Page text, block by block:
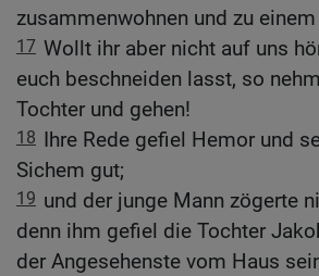
zusammenwohnen und zu
17 Wollt ihr aber nicht auf uns
euch beschneiden lasst, so
Tochter und gehen!
18 Ihre Rede gefiel Hemor und
Sichem gut;
19 und der junge Mann zögerte
denn ihm gefiel die Tochter
der Angesehenste vom Haus